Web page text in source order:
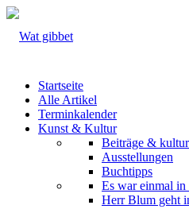
Startseite
Alle Artikel
Terminkalender
Kunst & Kultur
Beiträge &
Ausstellungen
Buchtipps
Es war einmal
Herr Blum geht